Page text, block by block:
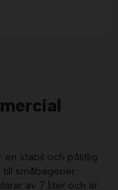
en stabil och pålitlig
småbagerier.
av 7 liter och är